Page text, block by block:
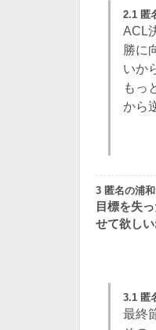
2.1 匿
ACL
勝に
いか
もっ
から
3 匿名の浦
目標を失
せて欲しい
3.1 匿
最終